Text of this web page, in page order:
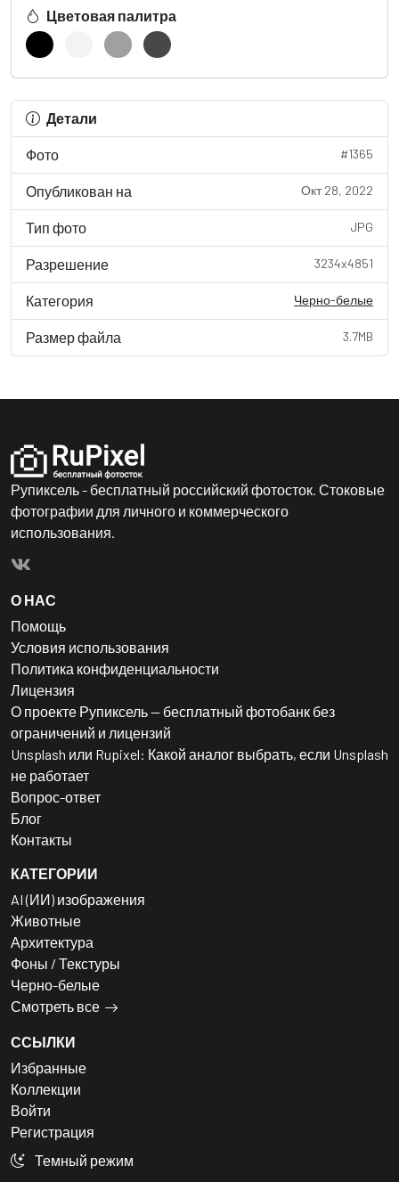
Цветовая палитра
Детали
Фото #1365
Опубликован на Окт 28, 2022
Тип фото JPG
Разрешение 3234x4851
Категория Черно-белые
Размер файла 3.7MB
Рупиксель - бесплатный российский фотосток. Стоковые
фотографии для личного и коммерческого
использования.
О НАС
Помощь
Условия использования
Политика конфиденциальности
Лицензия
О проекте Рупиксель — бесплатный фотобанк без
ограничений и лицензий
Unsplash или Rupixel: Какой аналог выбрать, если Unsplash
не работает
Вопрос-ответ
Блог
Контакты
КАТЕГОРИИ
AI (ИИ) изображения
Животные
Архитектура
Фоны / Текстуры
Черно-белые
Смотреть все
ССЫЛКИ
Избранные
Коллекции
Войти
Регистрация
Темный режим